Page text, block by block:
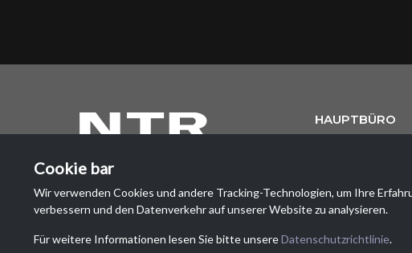
HAUPTBÜRO
Schweiz
Cookie bar
Wir verwenden Cookies und andere Tracking-Technologien, um Ihre
verbessern und den Datenverkehr auf unserer Website zu analysieren.
Für weitere Informationen lesen Sie bitte unsereDatenschutzrichtlinie.